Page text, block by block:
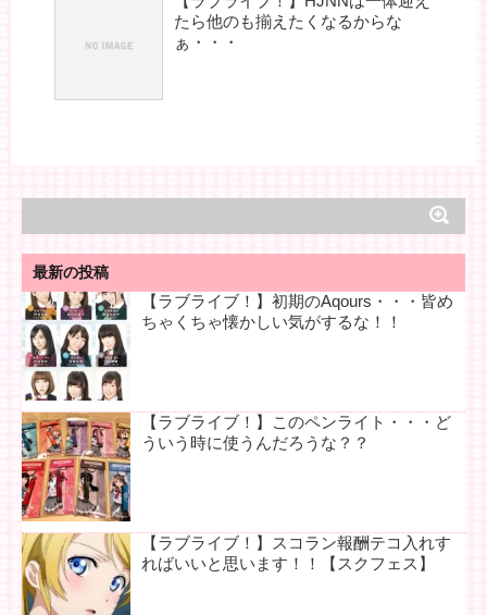
たら他のも揃えたくなるからな
ぁ・・・
最新の投稿
【ラブライブ！】初期のAqours・・・皆め
ちゃくちゃ懐かしい気がするな！！
【ラブライブ！】このペンライト・・・ど
ういう時に使うんだろうな？？
【ラブライブ！】スコラン報酬テコ入れす
ればいいと思います！！【スクフェス】